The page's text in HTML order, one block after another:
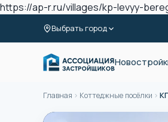
https://ap-r.ru/villages/kp-levyy-
Выбрать город
Главная › Коттеджные посёлки ›